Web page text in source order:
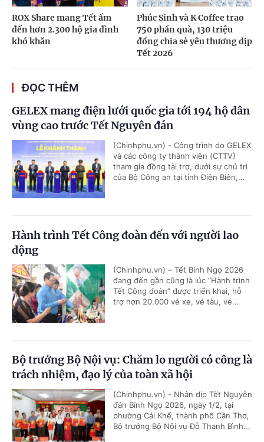
ROX Share mang Tết ấm
đến hơn 2.300 hộ gia đình
khó khăn
Phúc Sinh và K Coffee trao
750 phần quà, 130 triệu
đồng chia sẻ yêu thương dịp
Tết 2026
ĐỌC THÊM
GELEX mang điện lưới quốc gia tới 194 hộ dân
vùng cao trước Tết Nguyên đán
(Chinhphu.vn) - Công trình do GELEX
và các công ty thành viên (CTTV)
tham gia đồng tài trợ, dưới sự chủ trì
của Bộ Công an tại tỉnh Điện Biên,...
Hành trình Tết Công đoàn đến với người lao
động
(Chinhphu.vn) – Tết Bính Ngọ 2026
đang đến gần cũng là lúc “Hành trình
Tết Công đoàn” được triển khai, hỗ
trợ hơn 20.000 vé xe, vé tàu, vé...
Bộ trưởng Bộ Nội vụ: Chăm lo người có công là
trách nhiệm, đạo lý của toàn xã hội
(Chinhphu.vn) - Nhân dịp Tết Nguyên
đán Bính Ngọ 2026, ngày 1/2, tại
phường Cái Khế, thành phố Cần Thơ,
Bộ trưởng Bộ Nội vụ Đỗ Thanh Bình...